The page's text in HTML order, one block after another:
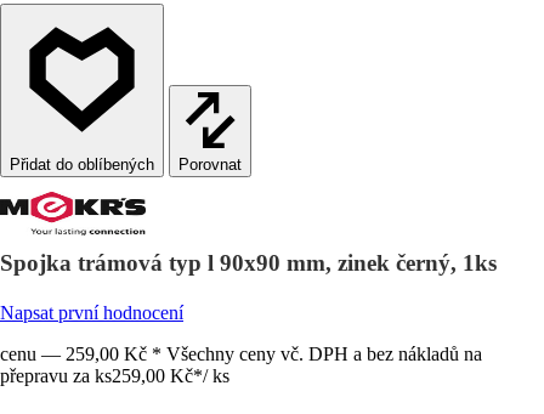
Porovnat
Spojka trámová typ l 90x90 mm, zinek černý, 1ks
Napsat první hodnocení
cenu — 259,00 Kč * Všechny ceny vč. DPH a bez nákladů na
přepravu za ks259,00 Kč*/ ks